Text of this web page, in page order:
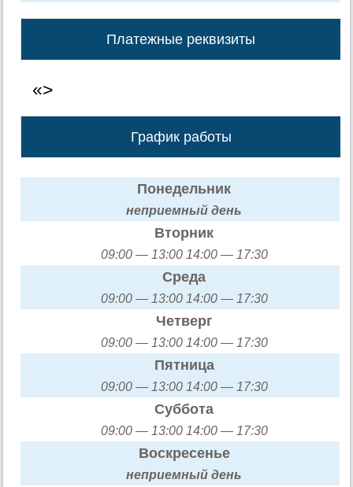
Платежные реквизиты
«>
График работы
Понедельник
неприемный день
Вторник
09:00 — 13:00 14:00 — 17:30
Среда
09:00 — 13:00 14:00 — 17:30
Четверг
09:00 — 13:00 14:00 — 17:30
Пятница
09:00 — 13:00 14:00 — 17:30
Суббота
09:00 — 13:00 14:00 — 17:30
Воскресенье
неприемный день